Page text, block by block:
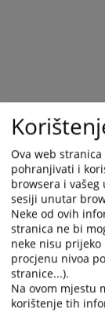
Ova web
pohranjivati i
browsera i
sesiji unutar
Neke od ovih
stranica ne bi
neke nisu
procjenu nivoa
stranice...).
Na ovom mjestu
korištenje tih